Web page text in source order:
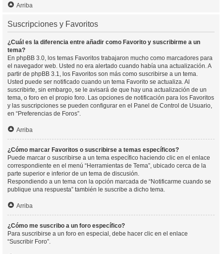
Arriba
Suscripciones y Favoritos
¿Cuál es la diferencia entre añadir como Favorito y suscribirme a un
tema?
En phpBB 3.0, los temas Favoritos trabajaron mucho como marcadores para
el navegador web. Usted no era alertado cuando había una actualización. A
partir de phpBB 3.1, los Favoritos son más como suscribirse a un tema.
Usted puede ser notificado cuando un tema Favorito se actualiza. Al
suscribirte, sin embargo, se le avisará de que hay una actualización de un
tema, o foro en el propio foro. Las opciones de notificación para los Favoritos
y las suscripciones se pueden configurar en el Panel de Control de Usuario,
en “Preferencias de Foros”.
Arriba
¿Cómo marcar Favoritos o suscribirse a temas específicos?
Puede marcar o suscribirse a un tema específico haciendo clic en el enlace
correspondiente en el menú “Herramientas de Tema”, ubicado cerca de la
parte superior e inferior de un tema de discusión.
Respondiendo a un tema con la opción marcada de “Notificarme cuando se
publique una respuesta” también le suscribe a dicho tema.
Arriba
¿Cómo me suscribo a un foro específico?
Para suscribirse a un foro en especial, debe hacer clic en el enlace
“Suscribir Foro”.